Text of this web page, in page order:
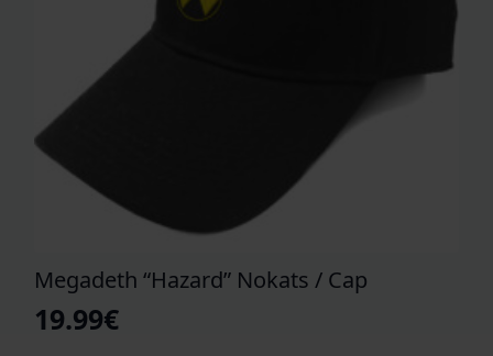
Megadeth “Hazard” Nokats / Cap
19.99€